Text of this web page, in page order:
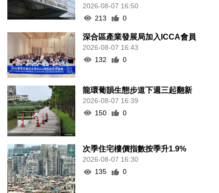
2026-08-07 16:50
213
0
深合區產業發展局加入ICCA會員
2026-08-07 16:43
132
0
龍環葡韻生態步道下週三起翻新
2026-08-07 16:39
150
0
次季住宅樓價指數按季升1.9%
2026-08-07 16:30
135
0